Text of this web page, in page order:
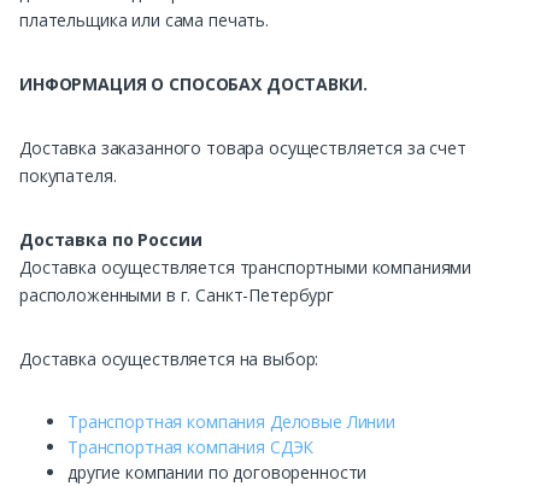
плательщика или сама печать.
ИНФОРМАЦИЯ О СПОСОБАХ ДОСТАВКИ.
Доставка заказанного товара осуществляется за счет
покупателя.
Доставка по России
Доставка осуществляется транспортными компаниями
расположенными в г. Санкт-Петербург
Доставка осуществляется на выбор:
Транспортная компания Деловые Линии
Транспортная компания СДЭК
другие компании по договоренности